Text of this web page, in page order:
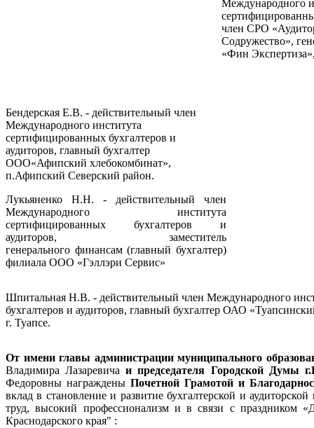
Международного
член СРО
Содружество»,
«Фин
Бендерская Е.В. - действительный член
Международного института
сертифицированных бухгалтеров и
аудиторов, главный бухгалтер
ООО«Афипский хлебокомбинат»,
п.Афипский Северский район.
Лукьяненко Н.Н. - действительный член
Международного института
сертифицированных бухгалтеров и
аудиторов, заместитель
генерального финансам (главный бухгалтер)
филиала ООО «Гэллэри Сервис»
Шпитальная Н.В. - действительный член Международного
бухгалтеров и аудиторов, главный бухгалтер ОАО
г. Туапсе.
От имени главы администрации муниципального
Владимира Лазаревичаипредседателя Городской Думы
Федоровны награждены Почетной Грамотой и
вклад в становление и развитие бухгалтерской и
труд, высокий профессионализм и в связи с праздником
Краснодарского края" :